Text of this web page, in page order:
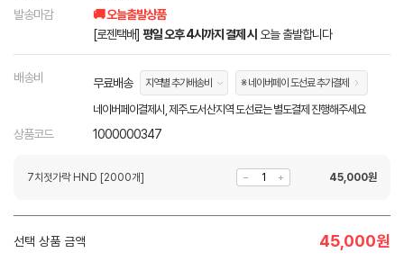
발송마감
🚚 오늘출발상품
[로젠택배] 평일 오후 4시까지 결제 시 오늘 출발합니다
배송비 무료배송 지역별 추가배송비 ※ 네이버페이 도선료 추가결제
네이버페이결제시, 제주.도서산지역 도선료는 별도결제 진행해주세요
상품코드 1000000347
7치젓가락 HND [2000개] 45,000원
선택 상품 금액 45,000원